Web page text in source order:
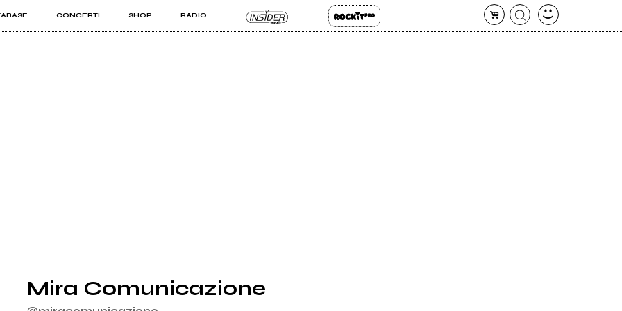
CONCERTI SHOP RADIO
PRO
Mira Comunicazione